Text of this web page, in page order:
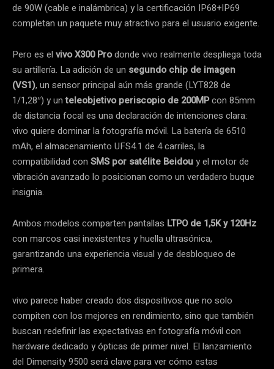
de 90W (cable e inalámbrica) y la certificación IP68+IP69
completan un paquete muy atractivo para el usuario exigente.
Pero es el vivo X300 Prodonde vivo realmente despliega toda
su artillería. La adición de un segundo chip de imagen
(VS1), un sensor principal aún más grande (LYT828 de
1/1,28″) y unteleobjetivo periscopio de 200MPcon 85mm
de distancia focal es una declaración de intenciones clara:
vivo quiere dominar la fotografía móvil. La batería de 6510
mAh, el almacenamiento UFS4.1 de 4 carriles, la
compatibilidad con SMS por satélite Beidouy el motor de
vibración avanzado lo posicionan como un verdadero buque
insignia.
Ambos modelos comparten pantallas LTPO de 1,5K y 120Hz
con marcos casi inexistentes y huella ultrasónica,
garantizando una experiencia visual y de desbloqueo de
primera.
vivo parece haber creado dos dispositivos que no solo
compiten con los mejores en rendimiento, sino que también
buscan redefinir las expectativas en fotografía móvil con
hardware dedicado y ópticas de primer nivel. El lanzamiento
del Dimensity 9500 será clave para ver cómo estas